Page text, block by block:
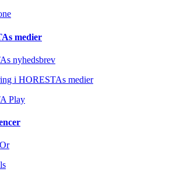
medier
nyhedsbrev
i HORESTAs medier
Play